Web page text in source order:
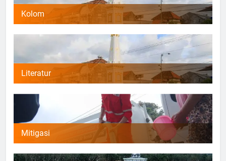
Kolom
Literatur
Mitigasi